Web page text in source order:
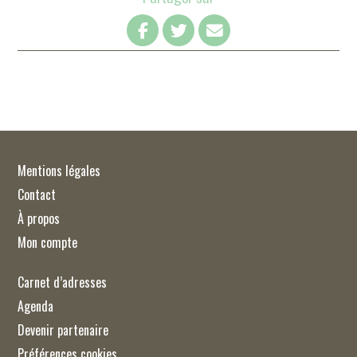
Mentions légales
Contact
À propos
Mon compte
Carnet d’adresses
Agenda
Devenir partenaire